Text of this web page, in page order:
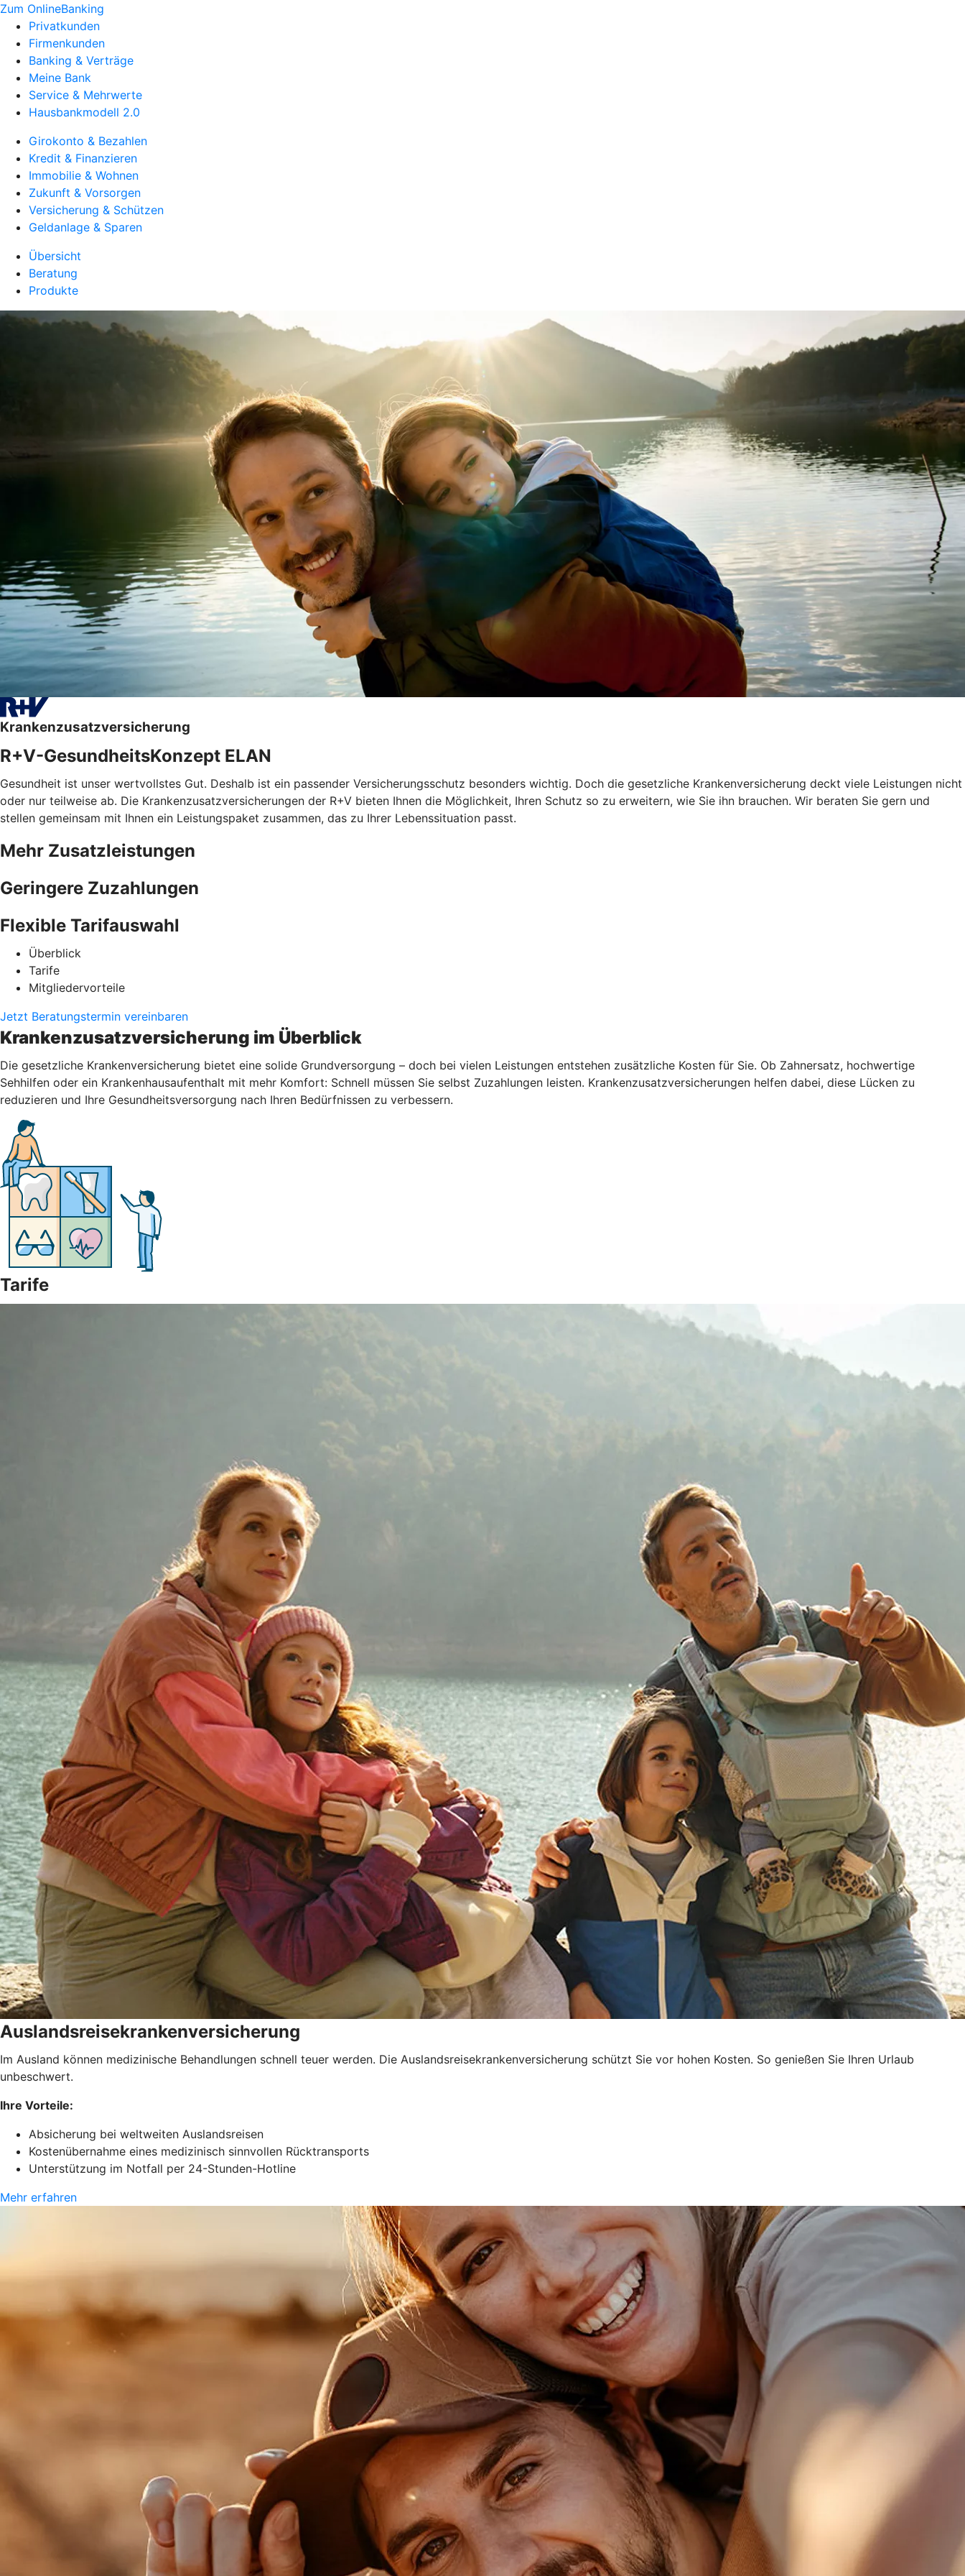
Zum OnlineBanking
Privatkunden
Firmenkunden
Banking & Verträge
Meine Bank
Service & Mehrwerte
Hausbankmodell 2.0
Girokonto & Bezahlen
Kredit & Finanzieren
Immobilie & Wohnen
Zukunft & Vorsorgen
Versicherung & Schützen
Geldanlage & Sparen
Übersicht
Beratung
Produkte
Krankenzusatzversicherung
R+V-GesundheitsKonzept ELAN
Gesundheit ist unser wertvollstes Gut. Deshalb ist ein passender Versicherungsschutz besonders wichtig. Doch die gesetzliche Krankenversicherung deckt viele Leistungen nicht
oder nur teilweise ab. Die Krankenzusatzversicherungen der R+V bieten Ihnen die Möglichkeit, Ihren Schutz so zu erweitern, wie Sie ihn brauchen. Wir beraten Sie gern und
stellen gemeinsam mit Ihnen ein Leistungspaket zusammen, das zu Ihrer Lebenssituation passt.
Mehr Zusatzleistungen
Geringere Zuzahlungen
Flexible Tarifauswahl
Überblick
Tarife
Mitgliedervorteile
Jetzt Beratungstermin vereinbaren
Krankenzusatzversicherung im Überblick
Die gesetzliche Krankenversicherung bietet eine solide Grundversorgung – doch bei vielen Leistungen entstehen zusätzliche Kosten für Sie. Ob Zahnersatz, hochwertige
Sehhilfen oder ein Krankenhausaufenthalt mit mehr Komfort: Schnell müssen Sie selbst Zuzahlungen leisten. Krankenzusatzversicherungen helfen dabei, diese Lücken zu
reduzieren und Ihre Gesundheitsversorgung nach Ihren Bedürfnissen zu verbessern.
Tarife
Auslandsreisekrankenversicherung
Im Ausland können medizinische Behandlungen schnell teuer werden. Die Auslandsreisekrankenversicherung schützt Sie vor hohen Kosten. So genießen Sie Ihren Urlaub
unbeschwert.
Ihre Vorteile:
Absicherung bei weltweiten Auslandsreisen
Kostenübernahme eines medizinisch sinnvollen Rücktransports
Unterstützung im Notfall per 24-Stunden-Hotline
Mehr erfahren